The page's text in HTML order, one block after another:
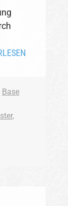
Base
,